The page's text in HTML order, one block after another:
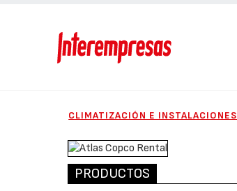
CLIMATIZACIÓN E INSTALACIONES
PRODUCTOS